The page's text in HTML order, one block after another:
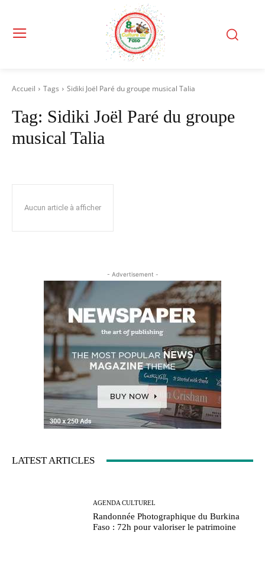
Accueil Tags Sidiki Joël Paré du groupe musical Talia
Tag: Sidiki Joël Paré du groupe
musical Talia
Aucun article à afficher
- Advertisement -
LATEST ARTICLES
AGENDA CULTUREL
Randonnée Photographique du Burkina
Faso : 72h pour valoriser le patrimoine